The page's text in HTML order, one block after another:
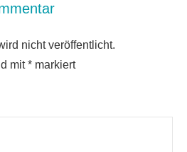
nicht veröffentlicht.
mit* markiert